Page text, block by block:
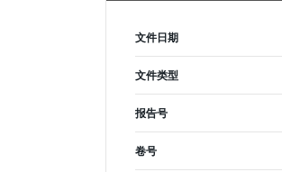
文件日期
文件类型
报告号
卷号